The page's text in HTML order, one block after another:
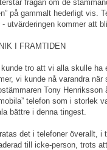
frågan om de
på gammalt hederligt vis.
- utvärderingen kommer att
I FRAMTIDEN
tro att vi alla skulle ha
vi kunde nå varandra
Tony
telefon som i storlek
bättre i denna tingest.
det i telefoner överallt, i
till icke-person, trots